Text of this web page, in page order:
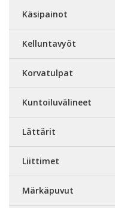
Käsipainot
Kelluntavyöt
Korvatulpat
Kuntoiluvälineet
Lättärit
Liittimet
Märkäpuvut